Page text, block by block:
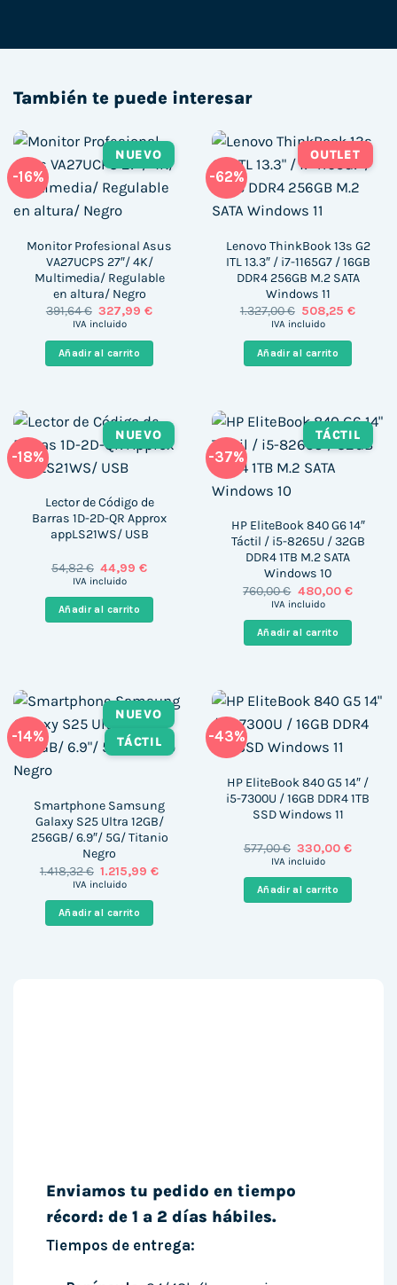
También te puede interesar
-16%
NUEVO
Monitor Profesional Asus
VA27UCPS 27″/ 4K/
Multimedia/ Regulable
en altura/ Negro
391,64€ El
precio
era:
391,64 €.
327,99€El
es:
IVA incluido
Añadir al carrito
-62%
OUTLET
Lenovo ThinkBook 13s G2
ITL 13.3″ / i7-1165G7 / 16GB
DDR4 256GB M.2 SATA
Windows 11
1.327,00€ El
precio
era:
1.327,00 €.
508,25€El
IVA incluido
Añadir al carrito
-18%
NUEVO
Lector de Código de
Barras 1D-2D-QR Approx
appLS21WS/ USB
54,82€ El
precio
era:
54,82 €.
44,99€El
es:
44,99 €.
IVA incluido
Añadir al carrito
-37%
TÁCTIL
HP EliteBook 840 G6 14″
Táctil / i5-8265U / 32GB
DDR4 1TB M.2 SATA
Windows 10
760,00€ El
precio
era:
760,00 €.
480,00 €El
es:
480,00
IVA incluido
Añadir al carrito
-14%
NUEVO
TÁCTIL
Smartphone Samsung
Galaxy S25 Ultra 12GB/
256GB/ 6.9″/ 5G/ Titanio
Negro
1.418,32€ El
precio
era:
1.418,32 €.
1.215,99€El
IVA incluido
Añadir al carrito
-43%
HP EliteBook 840 G5 14″ /
i5-7300U / 16GB DDR4 1TB
SSD Windows 11
577,00€ El
precio
era:
577,00 €.
330,00€El
es:
330,00
IVA incluido
Añadir al carrito
Enviamos tu pedido en tiempo
récord: de 1 a 2 días hábiles.
Tiempos de entrega: